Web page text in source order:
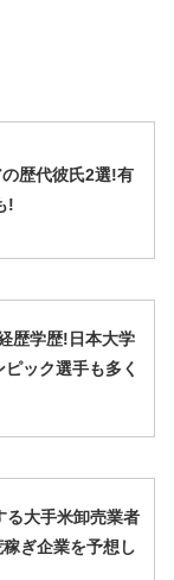
の歴代彼氏2選!有
!
歴学歴!日本大学
ック選手も多く
る大手米卸売業者
ぎ企業を予想し